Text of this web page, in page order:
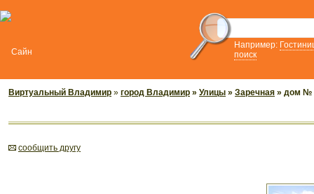
Например:
поиск
Виртуальный Владимир » город Владимир » Улицы » Заречная » дом №
cообщить другу